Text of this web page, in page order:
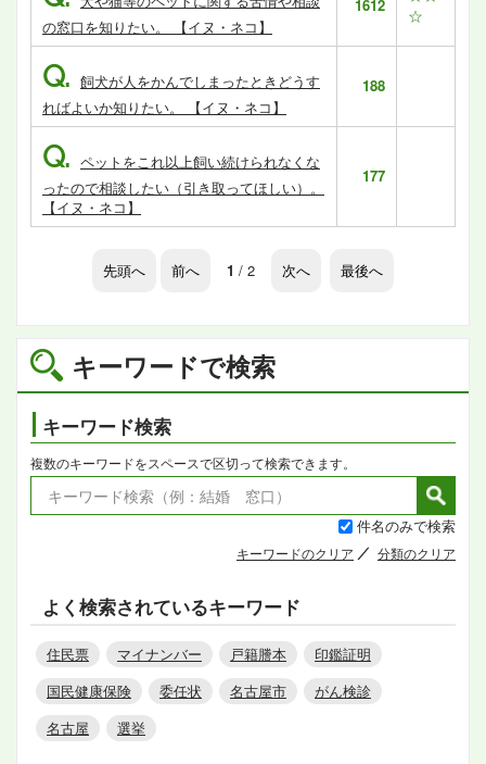
キーワードで検索
キーワード検索
複数のキーワードをスペースで区切って検索できます。
件名のみで検索
キーワードのクリア 分類のクリア
よく検索されているキーワード
住民票 マイナンバー 戸籍謄本
印鑑証明
国民健康保険
委任状 名古屋市
がん検診
名古屋
選挙
の窓口を知りたい。 【イヌ・ネコ】
1612
☆
Q. 飼犬が人をかんでしまったときどうす
ればよいか知りたい。 【イヌ・ネコ】
188
Q. ペットをこれ以上飼い続けられなくな
ったので相談したい（引き取ってほしい）。
【イヌ・ネコ】
177
先頭へ 前へ 1 / 2 次へ 最後へ